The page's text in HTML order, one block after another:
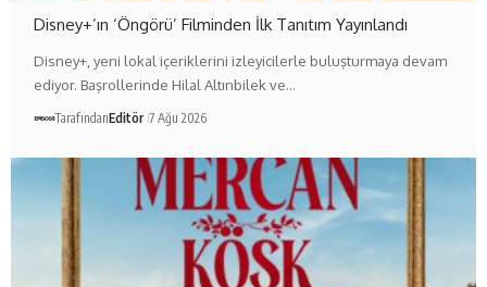
Disney+’ın ‘Öngörü’ Filminden İlk Tanıtım Yayınlandı
Disney+, yeni lokal içeriklerini izleyicilerle buluşturmaya devam
ediyor. Başrollerinde Hilal Altınbilek ve…
TarafındanEditör 7 Ağu 2026